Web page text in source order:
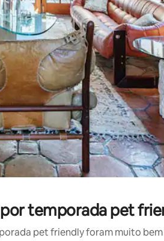
temporada pet
pet friendly foram muito